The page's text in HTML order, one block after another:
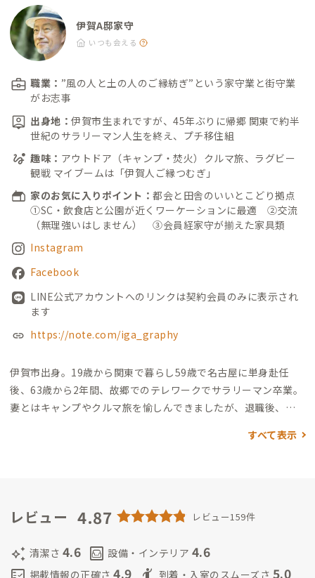
伊賀A邸家守
いつも会える
職業： ”風の人と土の人のご縁紡ぎ”という家守業と街守業
がお志事
出身地： 伊賀市生まれですが、45年ぶりに帰郷 関東で約半
世紀のサラリーマン人生を終え、プチ移住組
趣味： アウトドア（キャンプ・焚火）クルマ旅、ラグビー
観戦 マイブームは「伊賀人ご縁つむぎ」
家のお気に入りポイント： 都会と田舎のいいとこどり拠点
①SC・飲食店と公園が近くワーケーションに最適 ②交流
（無理強いはしません） ③会員経家守が揃えた家具類
Instagram
Facebook
LINE公式アカウントへのリンクは契約会員のみに表示され
ます
https://note.com/iga_graphy
伊賀市出身。19歳から関東で暮らし59歳で名古屋に単身赴任
後、63歳から2年間、故郷でのテレワークでサラリーマン卒業。
妻とはキャンプやクルマ旅を愉しんできましたが、退職後、妻
りて家守業をスタートし、両親を見送った後も、妻も絶賛する
できるのかが”IKIGAI” まず、伊賀肉牛肉好きな会員さんが揃え
阪肉」にはかなわない「伊賀肉」は、地元で8割消費され全国に
出回っていない隠れた銘品です。絶対に食べてみて〜！
すべて表示
レビュー 4.87 レビュー159件
auto_awesome 清潔さ 4.6 living 設備・インテリア 4.6
掲載情報の正確さ 4.9 到着・入室のスムーズさ 5.0